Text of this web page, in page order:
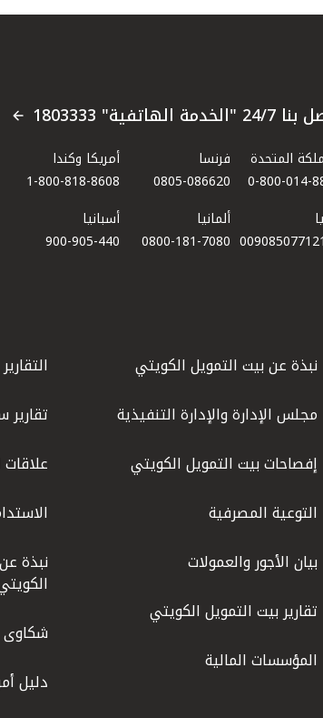
الهاتفية" 1803333
المتحدة
0-800-014-
فرنسا
0805-086620
أمريكا وكندا
1-800-818-8608
ألمانيا
0800-181-7080
أسبانيا
900-905-440
نبذة عن بيت التمويل الكويتي
مجلس الإدارة والإدارة التنفيذية
إفصاحات بيت التمويل الكويتي
التوعية المصرفية
بيان الأجور والعمولات
تقارير بيت التمويل الكويتي
المؤسسات المالية
نبذة
شكاوى
دليل